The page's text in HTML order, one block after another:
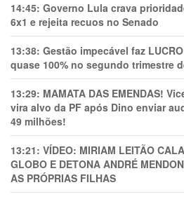
14:45: Governo Lula crava
6x1 e rejeita recuos no Senado
13:38: Gestão impecável faz
quase 100% no segundo trimestre
13:29: MAMATA DAS EMENDAS!
vira alvo da PF após Dino enviar
49 milhões!
13:21: VÍDEO: MIRIAM LEITÃO
GLOBO E DETONA ANDRÉ
AS PRÓPRIAS FILHAS